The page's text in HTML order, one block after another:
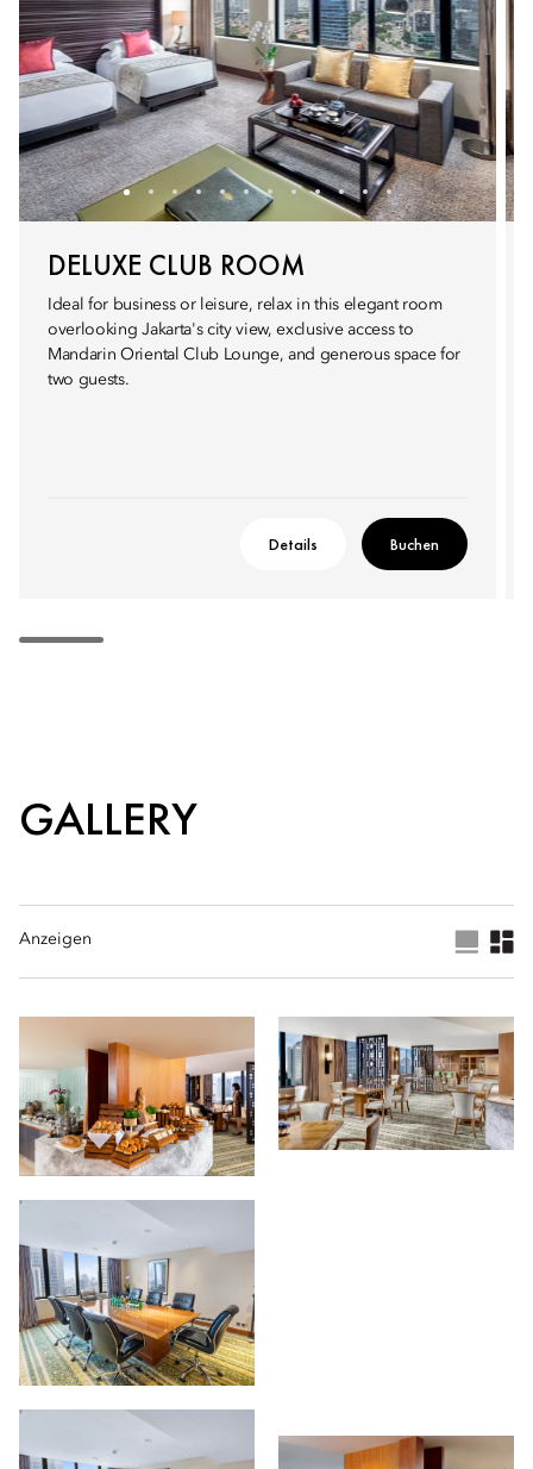
DELUXE CLUB ROOM
Ideal for business or leisure, relax in this elegant room
overlooking Jakarta's city view, exclusive access to
Mandarin Oriental Club Lounge, and generous space for
two guests.
Details Buchen
GALLERY
Anzeigen